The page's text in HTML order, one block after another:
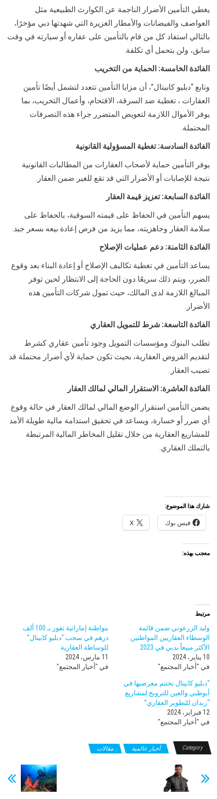
يغطي التأمين الأضرار الناجمة عن الكوارث الطبيعية مثل
العواصف والفيضانات والأمطار الغزيرة التي شهدتها دبي مؤخرًا،
بالتالي استفاد كل من قام بالتأمين على عقاره أو سيارته في وقت
سابق، ولن يتحمل أي تكلفة.
الفائدة الخامسة: الحماية من التخريب
وتابع “دبليو كابيتال”، أن مزايا التأمين تتعدد لتشمل أيضًا تأمين
العقارات ، تغطية ضد السرقة، الاقتحام، وأعمال التخريب، بما
يوفر الأموال اللازمة لتعويض المتضرر جراء هذه التصرفات
المحتملة.
الفائدة السادسة: تغطية المسؤولية القانونية
يوفر التأمين حماية لأصحاب العقارات من المطالبات القانونية
نتيجة للإصابات أو الأضرار التي قد تقع للغير ضمن العقار.
الفائدة السابعة: تعزيز قيمة العقار
يسهم التأمين في الحفاظ على قيمته السوقية، بالحفاظ على
سلامة العقار وجاهزيته، مما يزيد من فرص إعادة بيعه بسعر جيد.
الفائدة الثامنة: دعم عمليات الإصلاح
يساعد التأمين في تغطية تكاليف الإصلاح أو إعادة البناء بعد وقوع
الضرر، ويتم ذلك سريعًا دون الحاجة إلى الانتظار لحين توفر
المبالغ اللازمة لدى المالك، حيث تمول شركات التأمين هذه
الأضرار.
الفائدة التاسعة: شرط للتمويل العقاري
تطلب البنوك ومؤسسات التمويل وجود تأمين عقاري كشرط
لتقديم القروض العقارية، بحيث تكون حماية لأي أضرار محتملة قد
تصيب العقار.
الفائدة العاشرة: الاستقرار المالي لمالك العقار
يضمن التأمين استقرار الوضع المالي لمالك العقار في حالة وقوع
أي ضرر أو خسارة، ويساعد في تحقيق استدامة مالية طويلة الأمد
للمشاريع العقارية من خلال تقليل المخاطر المالية المرتبطة
بالتملك العقاري.
شارك هذا الموضوع:
فيس بوك X
معجب بهذه:
مرتبط
وليد الزرعوني ضمن قائمة
الوسطاء العقاريين المواطنين
الأكثر مبيعاً بدبي في 2023
10 يناير، 2024
في "أخبار المجتمع"
مواطنة إماراتية تفوز بـ 100 ألف
درهم في سحب “دبليو كابيتال”
للوساطة العقارية
11 مارس، 2024
في "أخبار المجتمع"
“دبليو كابيتال تختتم معرضيها في
أبوظبي والعين للترويج لمشاريع
“ربدان للتطوير العقاري”
12 فبراير، 2024
في "أخبار المجتمع"
Category أخبار عالمية مقالات